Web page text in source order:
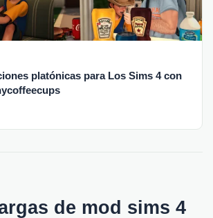
platónicas para Los Sims 4 con
de mod sims 4